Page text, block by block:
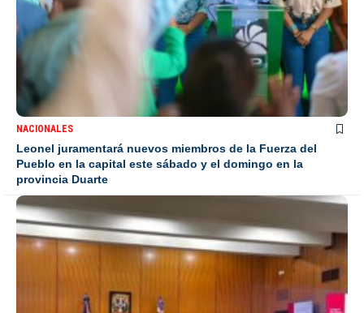
NACIONALES
Leonel juramentará nuevos miembros de la Fuerza del
Pueblo en la capital este sábado y el domingo en la
provincia Duarte